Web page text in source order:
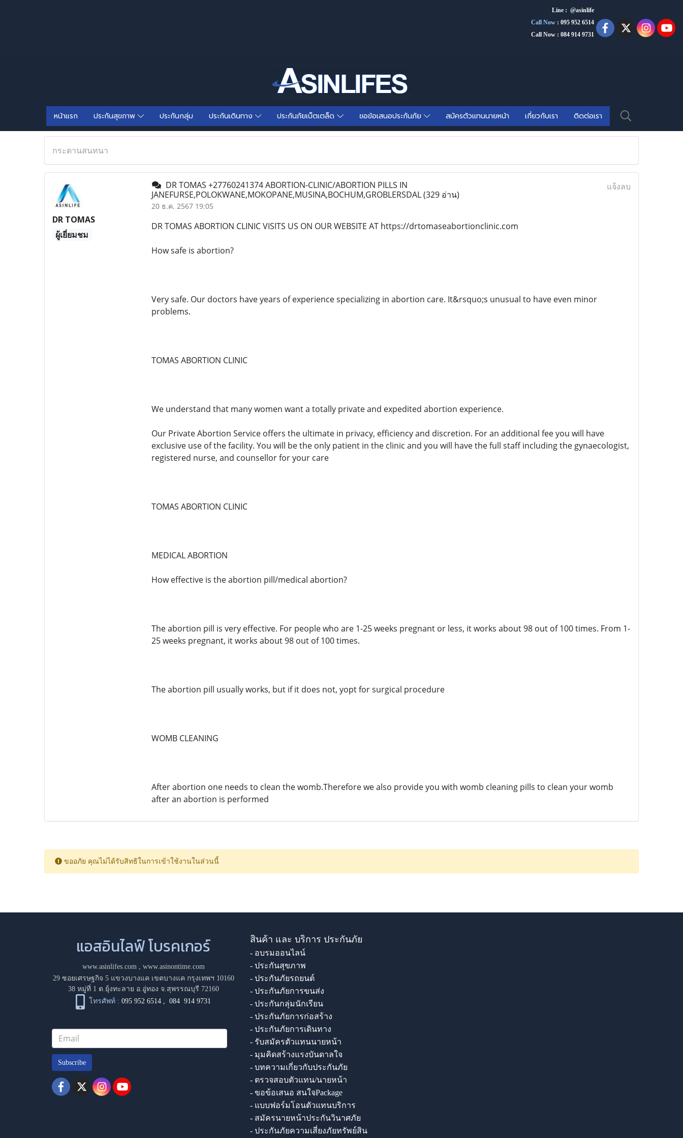
Line : @asinlife
Call Now : 095 952 6514
Call Now : 084 914 9731
หน้าแรก ประกันสุขภาพ ประกันกลุ่ม ประกันเดินทาง ประกันภัยเบ็ตเตล็ด ขอข้อเสนอประกันภัย สมัครตัวแทนนายหน้า เกี่ยวกับเรา ติดต่อเรา
กระดานสนทนา
DR TOMAS
ผู้เยี่ยมชม
DR TOMAS +27760241374 ABORTION-CLINIC/ABORTION PILLS IN
JANEFURSE,POLOKWANE,MOKOPANE,MUSINA,BOCHUM,GROBLERSDAL(329 อ่าน)
20 ธ.ค. 2567 19:05
แจ้งลบ
DR TOMAS ABORTION CLINIC VISITS US ON OUR WEBSITE AT https://drtomaseabortionclinic.com
How safe is abortion?
Very safe. Our doctors have years of experience specializing in abortion care. It&rsquo;s unusual to have even minor
problems.
TOMAS ABORTION CLINIC
We understand that many women want a totally private and expedited abortion experience.
Our Private Abortion Service offers the ultimate in privacy, efficiency and discretion. For an additional fee you will have
exclusive use of the facility. You will be the only patient in the clinic and you will have the full staff including the gynaecologist,
registered nurse, and counsellor for your care
TOMAS ABORTION CLINIC
MEDICAL ABORTION
How effective is the abortion pill/medical abortion?
The abortion pill is very effective. For people who are 1-25 weeks pregnant or less, it works about 98 out of 100 times. From 1-
25 weeks pregnant, it works about 98 out of 100 times.
The abortion pill usually works, but if it does not, yopt for surgical procedure
WOMB CLEANING
After abortion one needs to clean the womb.Therefore we also provide you with womb cleaning pills to clean your womb
after an abortion is performed
ขออภัย คุณไม่ได้รับสิทธิในการเข้าใช้งานในส่วนนี้
แอสอินไลฟ์ โบรคเกอร์
www.asinlifes.com, www.asinontime.com
29 ซอยเศรษฐกิจ 5 แขวงบางแค เขตบางแค กรุงเทพฯ 10160
38 หมู่ที่ 1 ต.ยุ้งทะลาย อ.อู่ทอง จ.สุพรรณบุรี 72160
โทรศัพท์ : 095 952 6514 ,084 914 9731
Subscribe
สินค้า และ บริการ ประกันภัย
- อบรมออนไลน์
- ประกันสุขภาพ
- ประกันภัยรถยนต์
- ประกันภัยการขนส่ง
- ประกันกลุ่มนักเรียน
- ประกันภัยการก่อสร้าง
- ประกันภัยการเดินทาง
- รับสมัครตัวแทนนายหน้า
- มุมคิดสร้างแรงบันดาลใจ
- บทความเกี่ยวกับประกันภัย
- ตรวจสอบตัวแทน/นายหน้า
- ขอข้อเสนอ สนใจPackage
- แบบฟอร์มโอนตัวแทนบริการ
- สมัครนายหน้าประกันวินาศภัย
- ประกันภัยความเสี่ยงภัยทรัพย์สิน